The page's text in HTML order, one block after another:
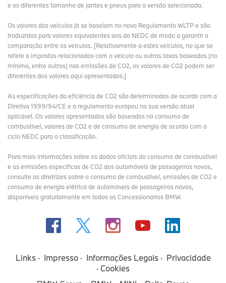
e os diferentes tamanho de jantes e pneus para a versão selecionada.
Os valores dos veículos já se baseiam no novo Regulamento WLTP e são
traduzidos para valores equivalentes aos do NEDC de modo a garantir a
comparação entre os veículos. [Relativamente a estes veículos, no que se
refere a impostos relacionados com o veículo ou outras taxas baseadas (no
mínimo, entre outros) nas emissões de CO2, os valores de CO2 podem ser
diferentes dos valores aqui apresentados.]
As especificações da eficiência de CO2 são determinadas de acordo com a
Diretiva 1999/94/CE e o regulamento europeu na sua versão atual
aplicável. Os valores apresentados são baseados no consumo de
combustível, valores de CO2 e de consumo de energia de acordo com o
ciclo NEDC para a classificação.
Para mais informações sobre os dados oficiais do consumo de combustível
e as emissões específicas de CO2 dos automóveis de passageiros novos,
consulte as diretrizes sobre o consumo de combustível, emissões de CO2 e
consumo de energia elétrica de automóveis de passageiros novos,
disponíveis gratuitamente em todos os Concessionários BMW.
Links Impresso Informações Legais
Privacidade
Cookies